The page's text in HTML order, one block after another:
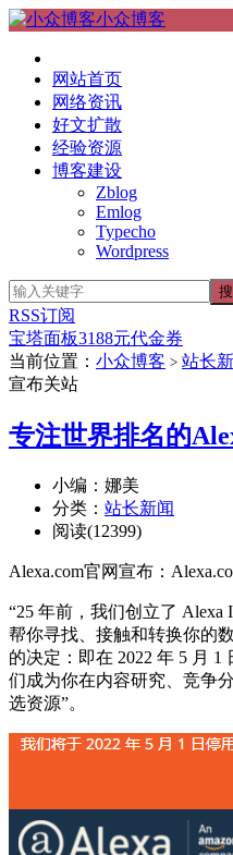
小众博客
网站首页
网络资讯
好文扩散
经验资源
博客建设
Zblog
Emlog
Typecho
Wordpress
RSS订阅
宝塔面板3188元代金券
当前位置： 小众博客 > 站长
宣布关站
专注世界排名的
小编：娜美
分类： 站长新闻
阅读(12399)
Alexa.com官网宣布：
“25 年前，我们创立了 Alexa
帮你寻找、接触和转换你的
的决定：即在 2022 年 5 月 1
们成为你在内容研究、竞争
选资源”。